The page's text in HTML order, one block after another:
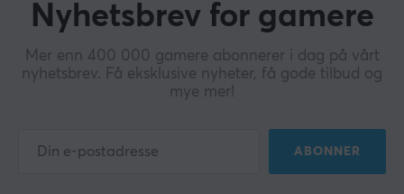
Nyhetsbrev for gamere
Mer enn 400 000 gamere abonnerer i dag på vårt
nyhetsbrev. Få eksklusive nyheter, få gode tilbud og
mye mer!
ABONNER